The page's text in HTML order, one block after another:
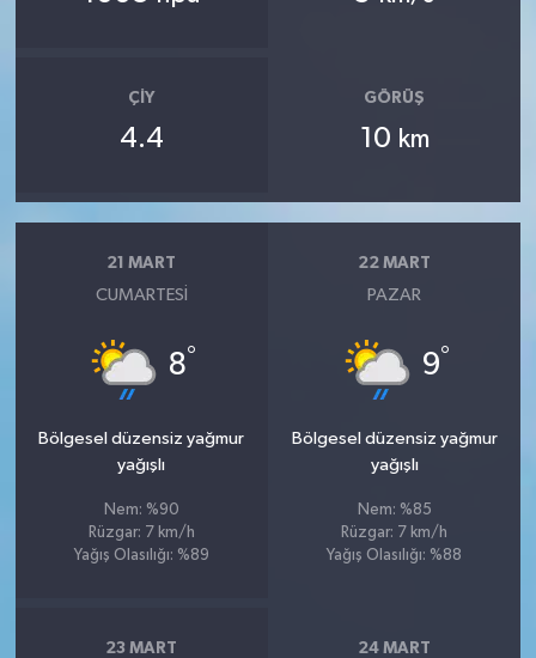
ÇIY
4.4
GÖRÜŞ
10 km
21 MART
CUMARTESI
8°
Bölgesel düzensiz yağmur
yağışlı
Nem: %90
Rüzgar: 7 km/h
Yağış Olasılığı: %89
22 MART
PAZAR
9°
Bölgesel düzensiz yağmur
yağışlı
Nem: %85
Rüzgar: 7 km/h
Yağış Olasılığı: %88
23 MART 24 MART